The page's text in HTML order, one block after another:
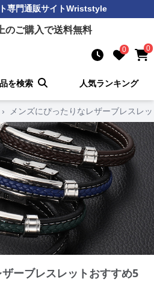
専門通販サイトWriststyle
のご購入で送料無料
0 0
を検索 人気ランキング
› メンズにぴったりなレザーブレスレ
ーブレスレットおすすめ5